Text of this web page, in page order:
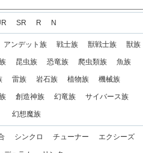
SR R N
アンデット族 戦士族 獣戦士族 獣族
昆虫族 恐竜族 爬虫類族 魚族
雷族 岩石族 植物族 機械族
創造神族 幻竜族 サイバース族
幻想魔族
シンクロ チューナー エクシーズ